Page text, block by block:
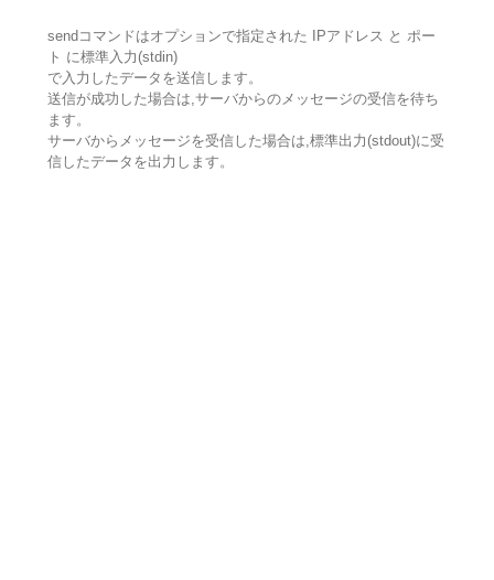
sendコマンドはオプションで指定された IPアドレス と ポー
ト に標準入力(stdin)
で入力したデータを送信します。
送信が成功した場合は,サーバからのメッセージの受信を待ち
ます。
サーバからメッセージを受信した場合は,標準出力(stdout)に受
信したデータを出力します。